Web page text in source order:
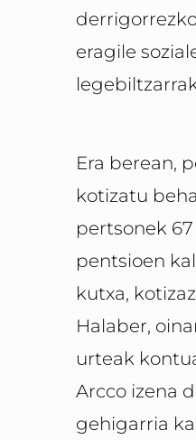
eragile
Era berean,
kotizatu
pertsonek
pentsioen
kutxa,
Halaber,
urteak
Arcco izena
gehigarria